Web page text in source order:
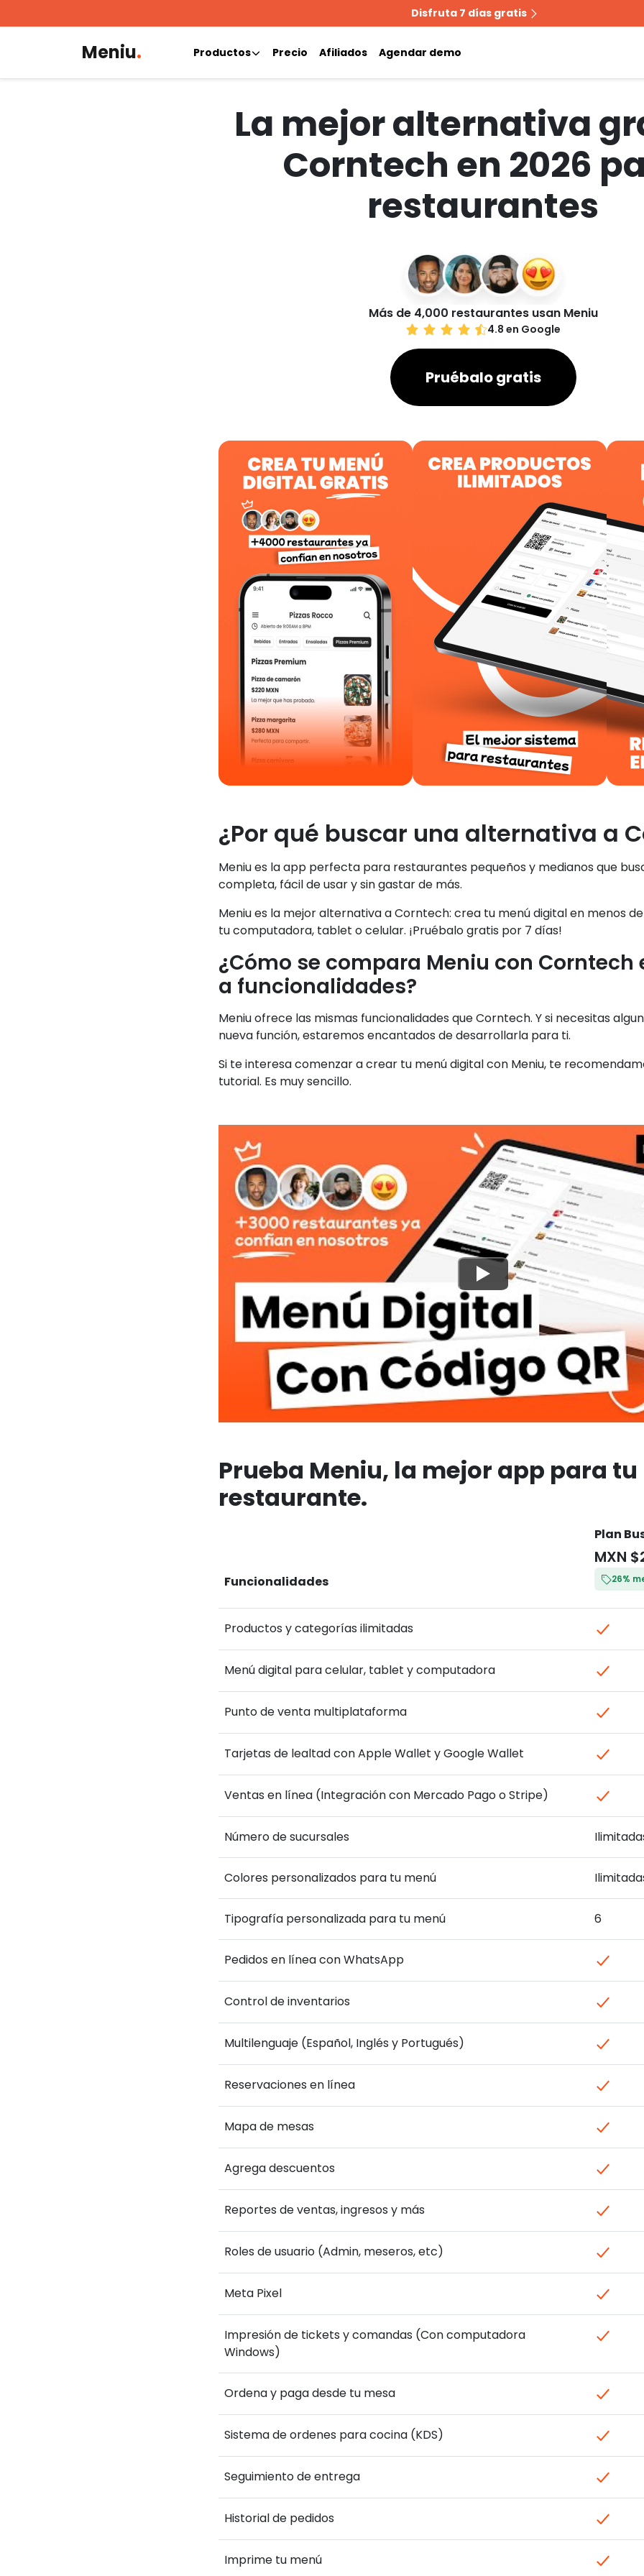
Disfruta 7 días gratis
Meniu. Productos Precio Afiliados Agendar demo
La mejor alternativa
Corntech en 2026
restaurantes
Más de 4,000 restaurantes usan Meniu
4.8 en Google
Pruébalo gratis
¿Por qué buscar una alternativa a
Meniu es la app perfecta para restaurantes pequeños y medianos que
completa, fácil de usar y sin gastar de más.
Meniu es la mejor alternativa a Corntech: crea tu menú digital en menos
tu computadora, tablet o celular. ¡Pruébalo gratis por 7 días!
¿Cómo se compara Meniu con Corntech
a funcionalidades?
Meniu ofrece las mismas funcionalidades que Corntech. Y si necesitas
nueva función, estaremos encantados de desarrollarla para ti.
Si te interesa comenzar a crear tu menú digital con Meniu, te
tutorial. Es muy sencillo.
Prueba Meniu, la mejor app para tu
restaurante.
Funcionalidades
Plan
MXN
26%
Productos y categorías ilimitadas
Menú digital para celular, tablet y computadora
Punto de venta multiplataforma
Tarjetas de lealtad con Apple Wallet y Google Wallet
Ventas en línea (Integración con Mercado Pago o Stripe)
Número de sucursales
Colores personalizados para tu menú
Tipografía personalizada para tu menú 6
Pedidos en línea con WhatsApp
Control de inventarios
Multilenguaje (Español, Inglés y Portugués)
Reservaciones en línea
Mapa de mesas
Agrega descuentos
Reportes de ventas, ingresos y más
Roles de usuario (Admin, meseros, etc)
Meta Pixel
Impresión de tickets y comandas (Con computadora
Windows)
Ordena y paga desde tu mesa
Sistema de ordenes para cocina (KDS)
Seguimiento de entrega
Historial de pedidos
Imprime tu menú